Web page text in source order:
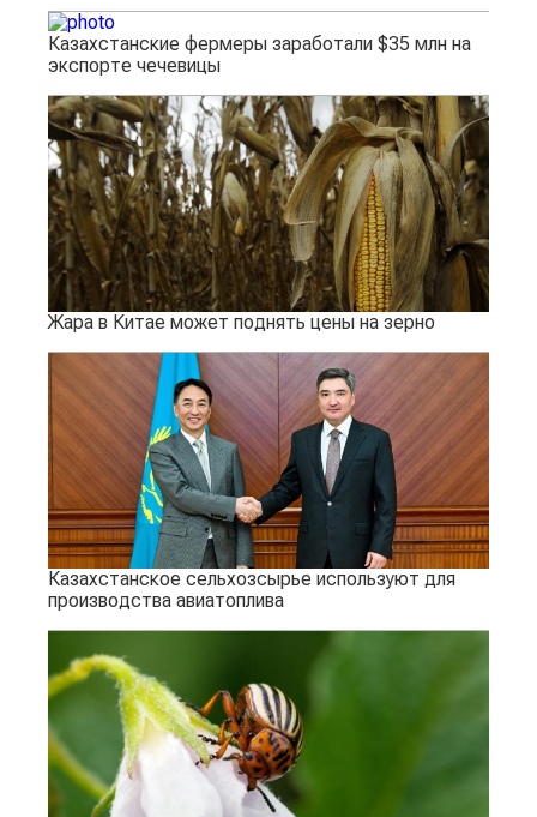
Казахстанские фермеры заработали $35 млн на
экспорте чечевицы
Жара в Китае может поднять цены на зерно
Казахстанское сельхозсырье используют для
производства авиатоплива